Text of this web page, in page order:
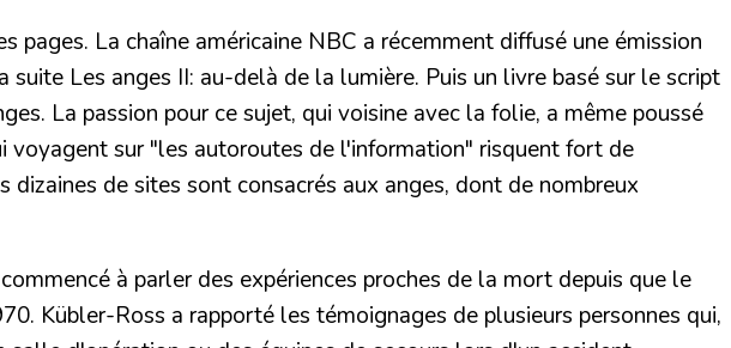
La chaîne américaine NBC a récemment diffusé une émission
Les anges II: au-delà de la lumière. Puis un livre basé sur le script
La passion pour ce sujet, qui voisine avec la folie, a même poussé
voyagent sur "les autoroutes de l'information" risquent fort de
de sites sont consacrés aux anges, dont de nombreux
à parler des expériences proches de la mort depuis que le
Kübler-Ross a rapporté les témoignages de plusieurs personnes qui,